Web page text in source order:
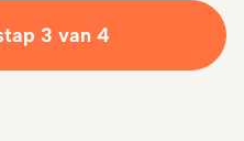
Direct naar stap 3 van 4